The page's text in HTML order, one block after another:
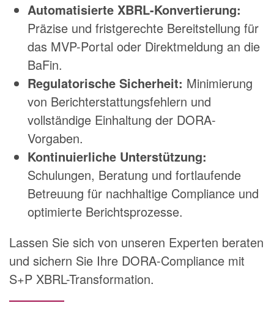
Automatisierte XBRL-Konvertierung:
Präzise und fristgerechte Bereitstellung für
das MVP-Portal oder Direktmeldung an die
BaFin.
Regulatorische Sicherheit: Minimierung
von Berichterstattungsfehlern und
vollständige Einhaltung der DORA-
Vorgaben.
Kontinuierliche Unterstützung:
Schulungen, Beratung und fortlaufende
Betreuung für nachhaltige Compliance und
optimierte Berichtsprozesse.
Lassen Sie sich von unseren Experten beraten
und sichern Sie Ihre DORA-Compliance mit
S+P XBRL-Transformation.